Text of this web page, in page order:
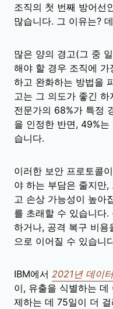
조직의 첫 번째 방어선
많습니다. 그 이유는?
많은 양의 경고(그 중
해야 할 경우 조직에 가
하고 완화하는 방법을
고는 그 의도가 좋긴 하
전문가의 68%가 특정
을 인정한 반면, 49%
습니다.
이러한 보안 프로토콜
야 하는 부담은 줄지만
고 손상 가능성이 높아
를 초래할 수 있습니다
하거나, 공격 복구 비용
으로 이어질 수 있습니
IBM에서 2021년 데이
이, 유출을 식별하는
제하는 데 75일이 더